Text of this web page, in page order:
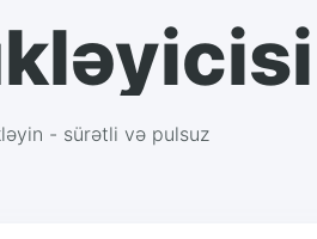
- sürətli və pulsuz